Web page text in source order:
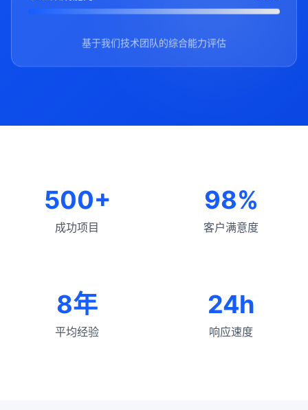
500+
成功项目
98%
客户满意度
8年
平均经验
24h
响应速度